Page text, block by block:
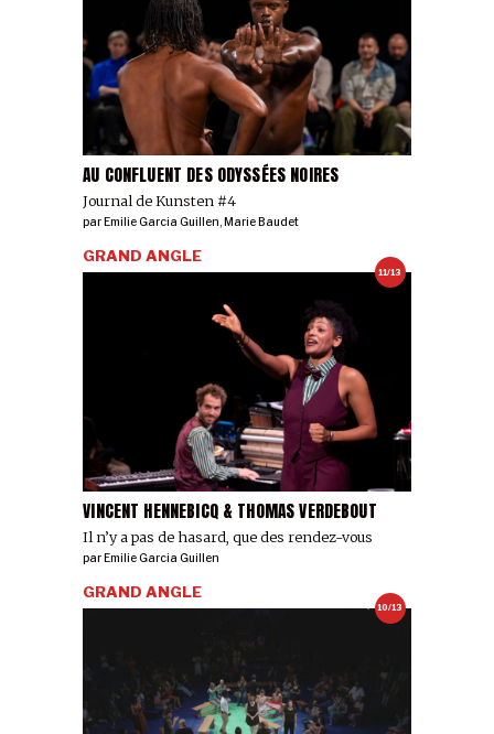
AU CONFLUENT DES ODYSSÉES NOIRES
Journal de Kunsten #4
par Emilie Garcia Guillen, Marie Baudet
11/13
VINCENT HENNEBICQ & THOMAS VERDEBOUT
Il n’y a pas de hasard, que des rendez-vous
GRAND ANGLE
parEmilie Garcia Guillen
10/13
GRAND ANGLE